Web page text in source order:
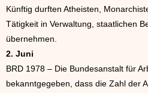
Künftig durften Atheisten,
Tätigkeit in Verwaltung, staatlichen
übernehmen.
2. Juni
BRD 1978 – Die Bundesanstalt für
bekanntgegeben, dass die Zahl der